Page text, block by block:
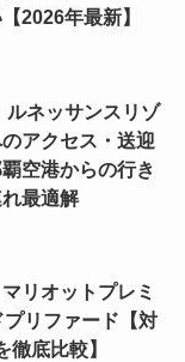
2026年最新】
ルネッサンスリゾ
アクセス・送迎
空港からの行き
最適解
リオットプレミ
リファード【対
底比較】